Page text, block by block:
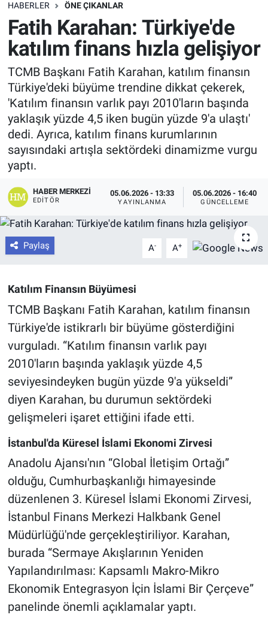
HABERLER ÖNE ÇIKANLAR
Fatih Karahan: Türkiye'de
katılım finans hızla gelişiyor
TCMB Başkanı Fatih Karahan, katılım finansın
Türkiye'deki büyüme trendine dikkat çekerek,
'Katılım finansın varlık payı 2010'ların başında
yaklaşık yüzde 4,5 iken bugün yüzde 9'a ulaştı'
dedi. Ayrıca, katılım finans kurumlarının
sayısındaki artışla sektördeki dinamizme vurgu
yaptı.
HABER MERKEZI
EDITÖR
05.06.2026 - 13:33
YAYINLANMA
05.06.2026 - 16:40
GÜNCELLEME
Paylaş A- A+
Katılım Finansın Büyümesi
TCMB Başkanı Fatih Karahan, katılım finansın
Türkiye'de istikrarlı bir büyüme gösterdiğini
vurguladı. “Katılım finansın varlık payı
2010'ların başında yaklaşık yüzde 4,5
seviyesindeyken bugün yüzde 9'a yükseldi”
diyen Karahan, bu durumun sektördeki
gelişmeleri işaret ettiğini ifade etti.
İstanbul'da Küresel İslami Ekonomi Zirvesi
Anadolu Ajansı'nın “Global İletişim Ortağı”
olduğu, Cumhurbaşkanlığı himayesinde
düzenlenen 3. Küresel İslami Ekonomi Zirvesi,
İstanbul Finans Merkezi Halkbank Genel
Müdürlüğü'nde gerçekleştiriliyor. Karahan,
burada “Sermaye Akışlarının Yeniden
Yapılandırılması: Kapsamlı Makro-Mikro
Ekonomik Entegrasyon İçin İslami Bir Çerçeve”
panelinde önemli açıklamalar yaptı.